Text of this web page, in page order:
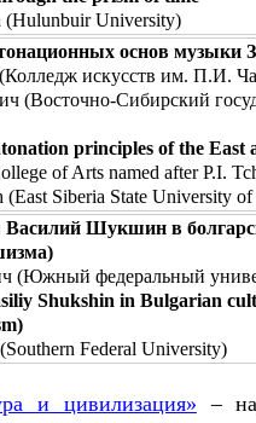
(Hulunbuir University)
основ музыки
искусств им. П.И.
(Восточно-Сибирский
principles of the East
of Arts named after P.I.
Siberia State University
Василий Шукшин в
(Южный федеральный
Shukshin in Bulgarian
Federal University)
и цивилизация» –